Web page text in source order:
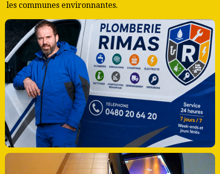
les communes environnantes.